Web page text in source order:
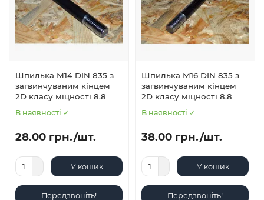
Шпилька М14 DIN 835 з
загвинчуваним кінцем
2D класу міцності 8.8
В наявності ✓
28.00 грн./шт.
У кошик
Передзвоніть!
Шпилька М16 DIN 835 з
загвинчуваним кінцем
2D класу міцності 8.8
В наявності ✓
38.00 грн./шт.
У кошик
Передзвоніть!